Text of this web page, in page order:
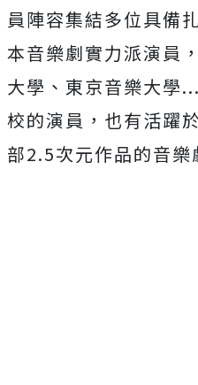
員陣容集結多位具備
本音樂劇實力派演員
大學、東京音樂大學
校的演員，也有活躍
部2.5次元作品的音樂